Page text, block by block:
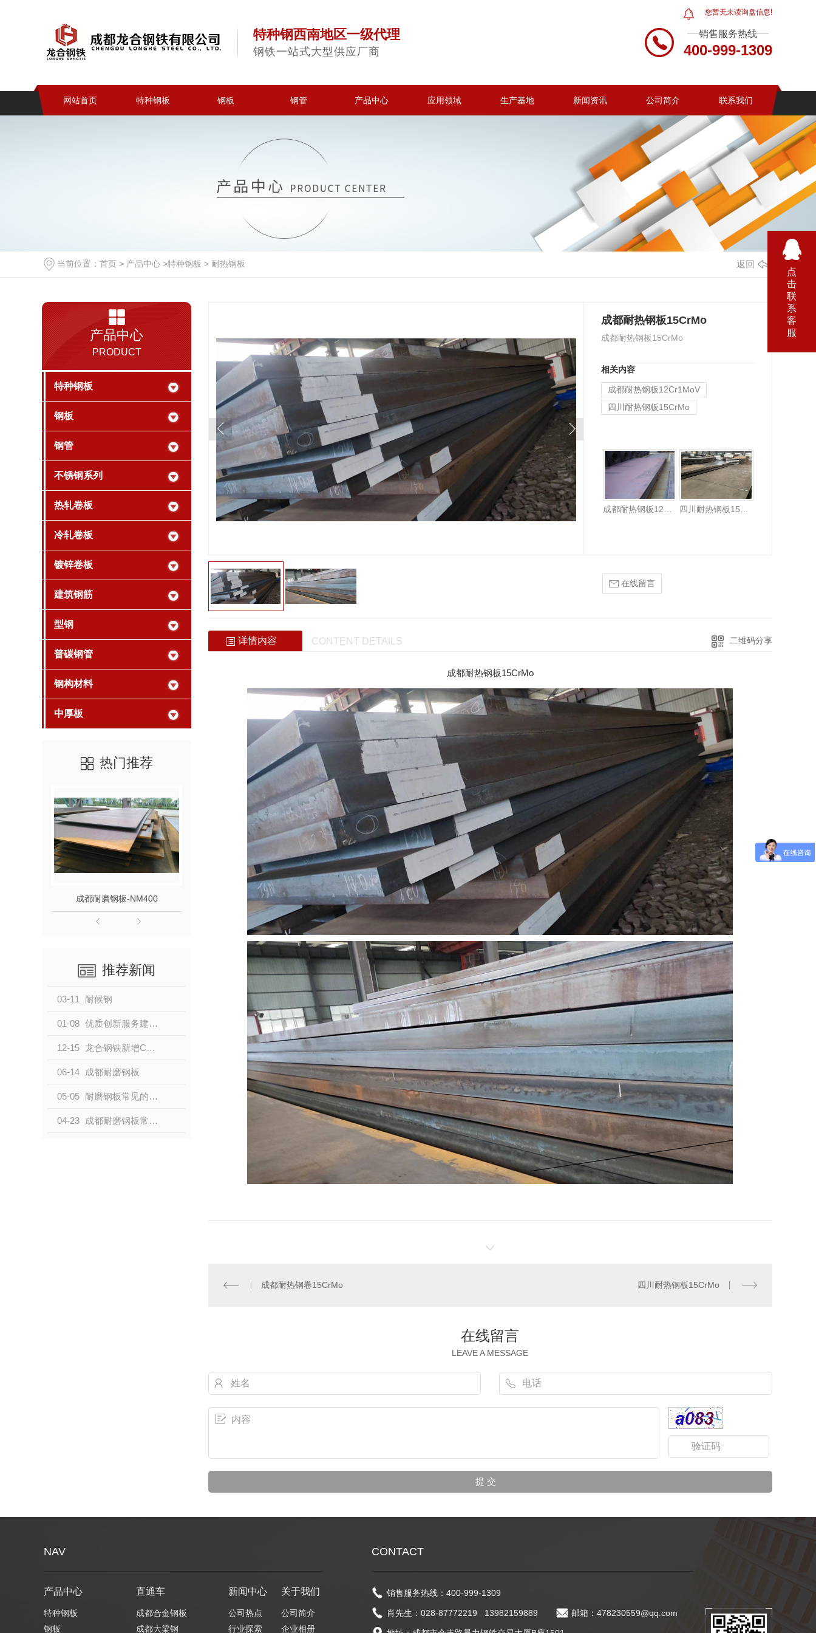
您暂无未读询盘信息!
特种钢西南地区一级代理
钢铁一站式大型供应厂商
销售服务热线
400-999-1309
网站首页 特种钢板 钢板 钢管 产品中心 应用领域 生产基地 新闻资讯 公司简介 联系我们
当前位置： 首页 > 产品中心 >特种钢板 > 耐热钢板 返回
产品中心
PRODUCT
特种钢板
钢板
钢管
不锈钢系列
热轧卷板
冷轧卷板
镀锌卷板
建筑钢筋
型钢
普碳钢管
钢构材料
中厚板
热门推荐
成都耐磨钢板-NM400 成都耐磨钢板-NM500 成都耐磨钢板-Mn13 成都耐候钢板-09CuPCrNi-A
推荐新闻
03-11 耐候钢
01-08 优质创新服务建筑工程，龙合钢铁新推高耐蚀性材料 —Q355GNHD
12-15 龙合钢铁新增C级耐候产品
06-14 成都耐磨钢板
05-05 耐磨钢板常见的磨损类型有哪些？
04-23 成都耐磨钢板常见的磨损类型有哪些？
成都耐热钢板15CrMo
成都耐热钢板15CrMo
相关内容
成都耐热钢板12Cr1MoV
四川耐热钢板15CrMo
在线留言
详情内容 CONTENT DETAILS 二维码分享
成都耐热钢板15CrMo
成都耐热钢卷15CrMo 四川耐热钢板15CrMo
在线留言
LEAVE A MESSAGE
NAV
产品中心
特种钢板
钢板
直通车
成都合金钢板
成都大梁钢
新闻中心
公司热点
行业探索
关于我们
公司简介
企业相册
CONTACT
销售服务热线：400-999-1309
肖先生：028-87772219 13982159889 邮箱：478230559@qq.com
点
击
联
系
客
服